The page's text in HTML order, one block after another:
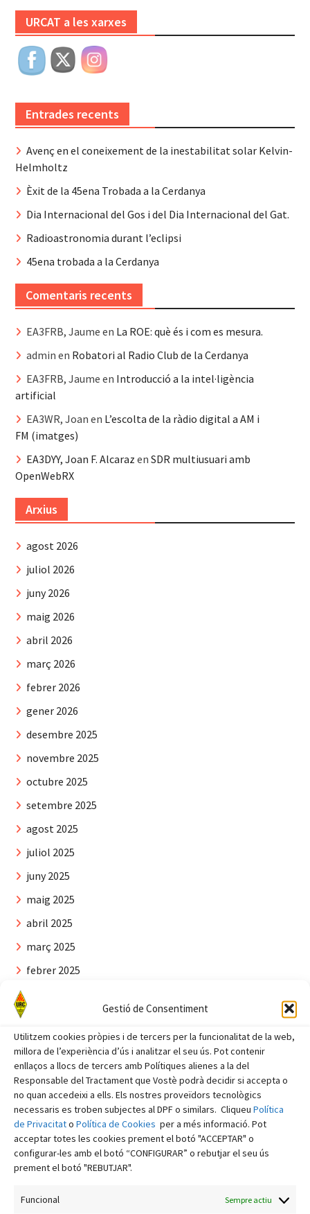
Gestió de Consentiment
Utilitzem cookies pròpies i de tercers per la funcionalitat de la web,
millora de l’experiència d’ús i analitzar el seu ús. Pot contenir
enllaços a llocs de tercers amb Polítiques alienes a la del
Responsable del Tractament que Vostè podrà decidir si accepta o
no quan accedeixi a ells. Els nostres proveïdors tecnològics
necessaris es troben subjectes al DPF o similars. Cliqueu Política
de Privacitato Política de Cookies per a més informació. Pot
acceptar totes les cookies prement el botó "ACCEPTAR" o
configurar-les amb el botó “CONFIGURAR” o rebutjar el seu ús
prement el botó "REBUTJAR".
Funcional Sempre actiu
URCAT a les xarxes
Entrades recents
Avenç en el coneixement de la inestabilitat solar Kelvin-
Helmholtz
Èxit de la 45ena Trobada a la Cerdanya
Dia Internacional del Gos i del Dia Internacional del Gat.
Radioastronomia durant l’eclipsi
45ena trobada a la Cerdanya
Comentaris recents
EA3FRB, Jaume en La ROE: què és i com es mesura.
admin en Robatori al Radio Club de la Cerdanya
EA3FRB, Jaume en Introducció a la intel·ligència
artificial
EA3WR, Joan en L’escolta de la ràdio digital a AM i
FM (imatges)
EA3DYY, Joan F. Alcaraz en SDR multiusuari amb
OpenWebRX
Arxius
agost 2026
juliol 2026
juny 2026
maig 2026
abril 2026
març 2026
febrer 2026
gener 2026
desembre 2025
novembre 2025
octubre 2025
setembre 2025
agost 2025
juliol 2025
juny 2025
maig 2025
abril 2025
març 2025
febrer 2025
novembre 2024
octubre 2024
setembre 2024
agost 2024
juliol 2024
juny 2024
abril 2024